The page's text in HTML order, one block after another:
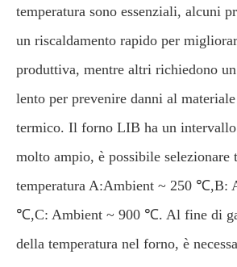
temperatura sono essenziali, alcuni
un riscaldamento rapido per
produttiva, mentre altri richiedono
lento per prevenire danni al materiale
termico. Il forno LIB ha un intervallo
molto ampio, è possibile selezionare
temperatura A:Ambient ~ 250 ℃,B:
℃,C: Ambient ~ 900 ℃. Al fine di
della temperatura nel forno, è